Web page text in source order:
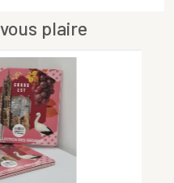
plaire